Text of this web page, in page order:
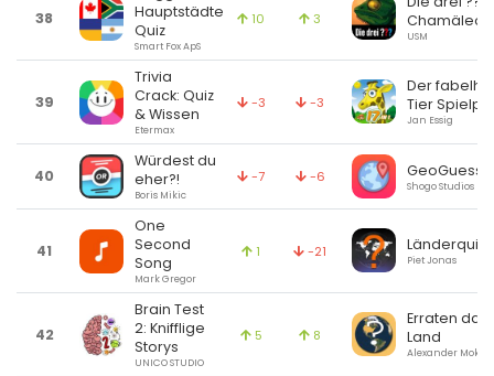
38
Hauptstädte
Quiz
Smart Fox ApS
10 3
USM
39
Trivia
Crack: Quiz
& Wissen
Etermax
-3 -3
Der
Tier
Jan Essig
40
Würdest du
eher?!
Boris Mikic
-7 -6
Shogo Studios LLC
41
One
Second
Song
Mark Gregor
1 -21 Länderquiz
Piet Jonas
42
Brain Test
2: Knifflige
Storys
UNICO STUDIO
5 8
Erraten das
Land
Alexander